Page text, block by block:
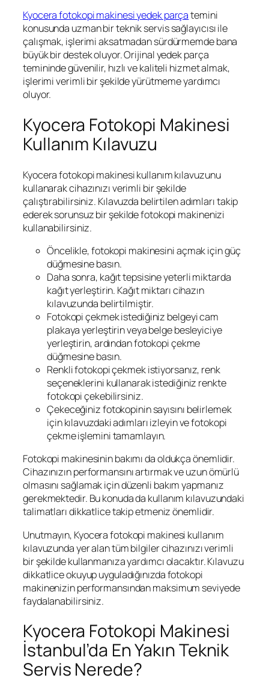
Kyocera fotokopi makinesi yedek parçatemini
konusunda uzman bir teknik servis sağlayıcısı ile
çalışmak, işlerimi aksatmadan sürdürmemde bana
büyük bir destek oluyor. Orijinal yedek parça
temininde güvenilir, hızlı ve kaliteli hizmet almak,
işlerimi verimli bir şekilde yürütmeme yardımcı
oluyor.
Kyocera Fotokopi Makinesi
Kullanım Kılavuzu
Kyocera fotokopi makinesi kullanım kılavuzunu
kullanarak cihazınızı verimli bir şekilde
çalıştırabilirsiniz. Kılavuzda belirtilen adımları takip
ederek sorunsuz bir şekilde fotokopi makinenizi
kullanabilirsiniz.
Öncelikle, fotokopi makinesini açmak için güç
düğmesine basın.
Daha sonra, kağıt tepsisine yeterli miktarda
kağıt yerleştirin. Kağıt miktarı cihazın
kılavuzunda belirtilmiştir.
Fotokopi çekmek istediğiniz belgeyi cam
plakaya yerleştirin veya belge besleyiciye
yerleştirin, ardından fotokopi çekme
düğmesine basın.
Renkli fotokopi çekmek istiyorsanız, renk
seçeneklerini kullanarak istediğiniz renkte
fotokopi çekebilirsiniz.
Çekeceğiniz fotokopinin sayısını belirlemek
için kılavuzdaki adımları izleyin ve fotokopi
çekme işlemini tamamlayın.
Fotokopi makinesinin bakımı da oldukça önemlidir.
Cihazınızın performansını artırmak ve uzun ömürlü
olmasını sağlamak için düzenli bakım yapmanız
gerekmektedir. Bu konuda da kullanım kılavuzundaki
talimatları dikkatlice takip etmeniz önemlidir.
Unutmayın, Kyocera fotokopi makinesi kullanım
kılavuzunda yer alan tüm bilgiler cihazınızı verimli
bir şekilde kullanmanıza yardımcı olacaktır. Kılavuzu
dikkatlice okuyup uyguladığınızda fotokopi
makinenizin performansından maksimum seviyede
faydalanabilirsiniz.
Kyocera Fotokopi Makinesi
İstanbul’da En Yakın Teknik
Servis Nerede?